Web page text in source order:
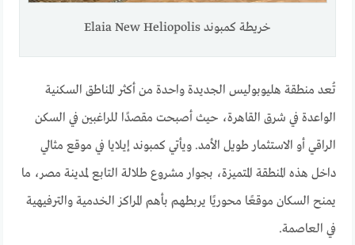
خريطة كمبوند Elaia New Heliopolis
تُعد منطقة هليوبوليس الجديدة واحدة من أكثر المناطق السكنية
الواعدة في شرق القاهرة، حيث أصبحت مقصدًا للراغبين في السكن
الراقي أو الاستثمار طويل الأمد. ويأتي كمبوند إيلايا في موقع مثالي
داخل هذه المنطقة المتميزة، بجوار مشروع طلالة التابع لمدينة مصر، ما
يمنح السكان موقعًا محوريًا يربطهم بأهم المراكز الخدمية والترفيهية
في العاصمة.